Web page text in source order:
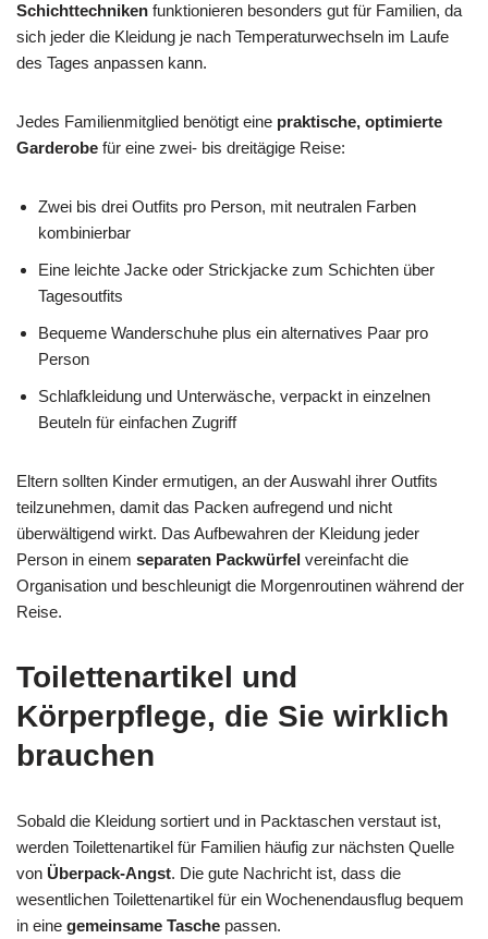
Schichttechniken funktionieren besonders gut für Familien, da
sich jeder die Kleidung je nach Temperaturwechseln im Laufe
des Tages anpassen kann.
Jedes Familienmitglied benötigt eine praktische, optimierte
Garderobe für eine zwei- bis dreitägige Reise:
Zwei bis drei Outfits pro Person, mit neutralen Farben
kombinierbar
Eine leichte Jacke oder Strickjacke zum Schichten über
Tagesoutfits
Bequeme Wanderschuhe plus ein alternatives Paar pro
Person
Schlafkleidung und Unterwäsche, verpackt in einzelnen
Beuteln für einfachen Zugriff
Eltern sollten Kinder ermutigen, an der Auswahl ihrer Outfits
teilzunehmen, damit das Packen aufregend und nicht
überwältigend wirkt. Das Aufbewahren der Kleidung jeder
Person in einem separaten Packwürfel vereinfacht die
Organisation und beschleunigt die Morgenroutinen während der
Reise.
Toilettenartikel und
Körperpflege, die Sie wirklich
brauchen
Sobald die Kleidung sortiert und in Packtaschen verstaut ist,
werden Toilettenartikel für Familien häufig zur nächsten Quelle
von Überpack-Angst. Die gute Nachricht ist, dass die
wesentlichen Toilettenartikel für ein Wochenendausflug bequem
in eine gemeinsame Tasche passen.